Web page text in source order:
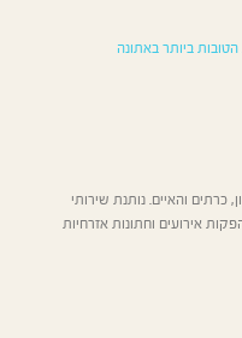
כרתים והאיים. נותנת שירותי
אירועים וחתונות אזרחיות